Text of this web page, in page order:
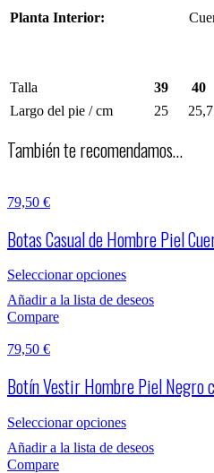
Planta Interior:
Talla 39 40
Largo del pie / cm
25 25,7
También te recomendamos…
79,50 €
Botas Casual de Hombre Piel
Seleccionar opciones
Añadir a la lista de deseos
Compare
79,50 €
Botín Vestir Hombre Piel Negro
Seleccionar opciones
Añadir a la lista de deseos
Compare